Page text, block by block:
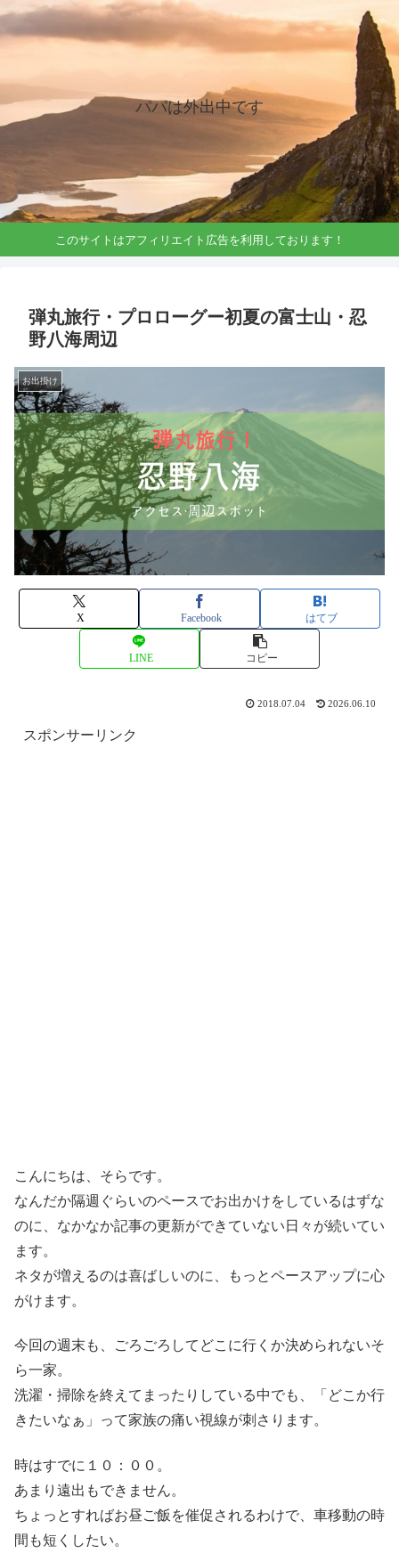
パパは外出中です
このサイトはアフィリエイト広告を利用しております！
弾丸旅行・プロローグー初夏の富士山・忍
野八海周辺
お出掛け
X Facebook はてブ
LINE コピー
2018.07.04 2026.06.10
スポンサーリンク
こんにちは、そらです。
なんだか隔週ぐらいのペースでお出かけをしているはずな
のに、なかなか記事の更新ができていない日々が続いてい
ます。
ネタが増えるのは喜ばしいのに、もっとペースアップに心
がけます。
今回の週末も、ごろごろしてどこに行くか決められないそ
ら一家。
洗濯・掃除を終えてまったりしている中でも、「どこか行
きたいなぁ」って家族の痛い視線が刺さります。
時はすでに１０：００。
あまり遠出もできません。
ちょっとすればお昼ご飯を催促されるわけで、車移動の時
間も短くしたい。